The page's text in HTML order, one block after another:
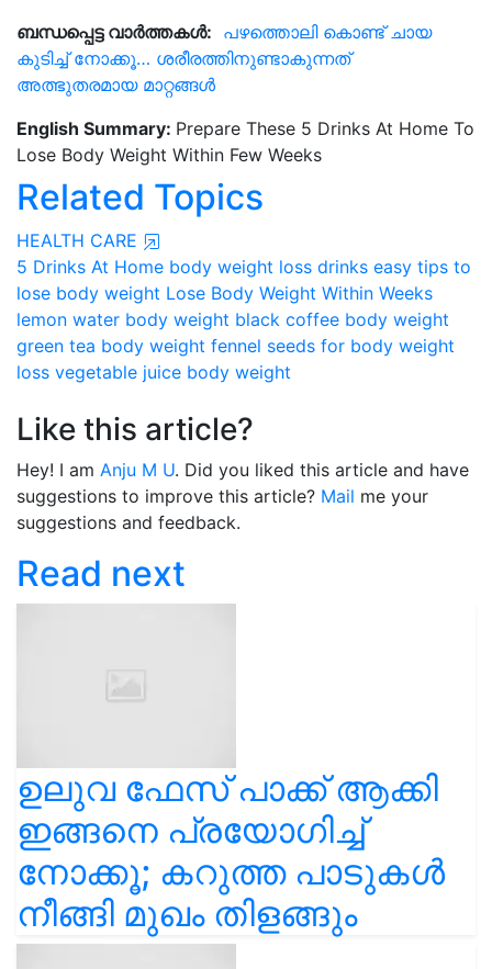
ബന്ധപ്പെട്ട വാർത്തകൾ: പഴത്തൊലി കൊണ്ട് ചായ
കുടിച്ച് നോക്കൂ… ശരീരത്തിനുണ്ടാകുന്നത്
അത്ഭുതരമായ മാറ്റങ്ങൾ
English Summary: Prepare These 5 Drinks At Home To
Lose Body Weight Within Few Weeks
Related Topics
HEALTH CARE
5 Drinks At Home body weight loss drinks easy tips to
lose body weight Lose Body Weight Within Weeks
lemon water body weight black coffee body weight
green tea body weight fennel seeds for body weight
loss vegetable juice body weight
Like this article?
Hey! I am Anju M U. Did you liked this article and have
suggestions to improve this article? Mail me your
suggestions and feedback.
Read next
ഉലുവ ഫേസ് പാക്ക് ആക്കി
ഇങ്ങനെ പ്രയോഗിച്ച്
നോക്കൂ; കറുത്ത പാടുകൾ
നീങ്ങി മുഖം തിളങ്ങും